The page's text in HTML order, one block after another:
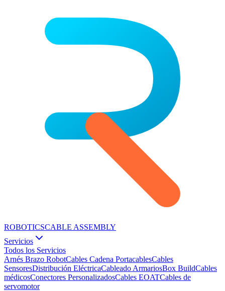
ROBOTICSCABLE ASSEMBLY
Servicios
Todos los Servicios
Arnés Brazo RobotCables Cadena PortacablesCables
SensoresDistribución EléctricaCableado ArmariosBox BuildCables
médicosConectores PersonalizadosCables EOATCables de
servomotor